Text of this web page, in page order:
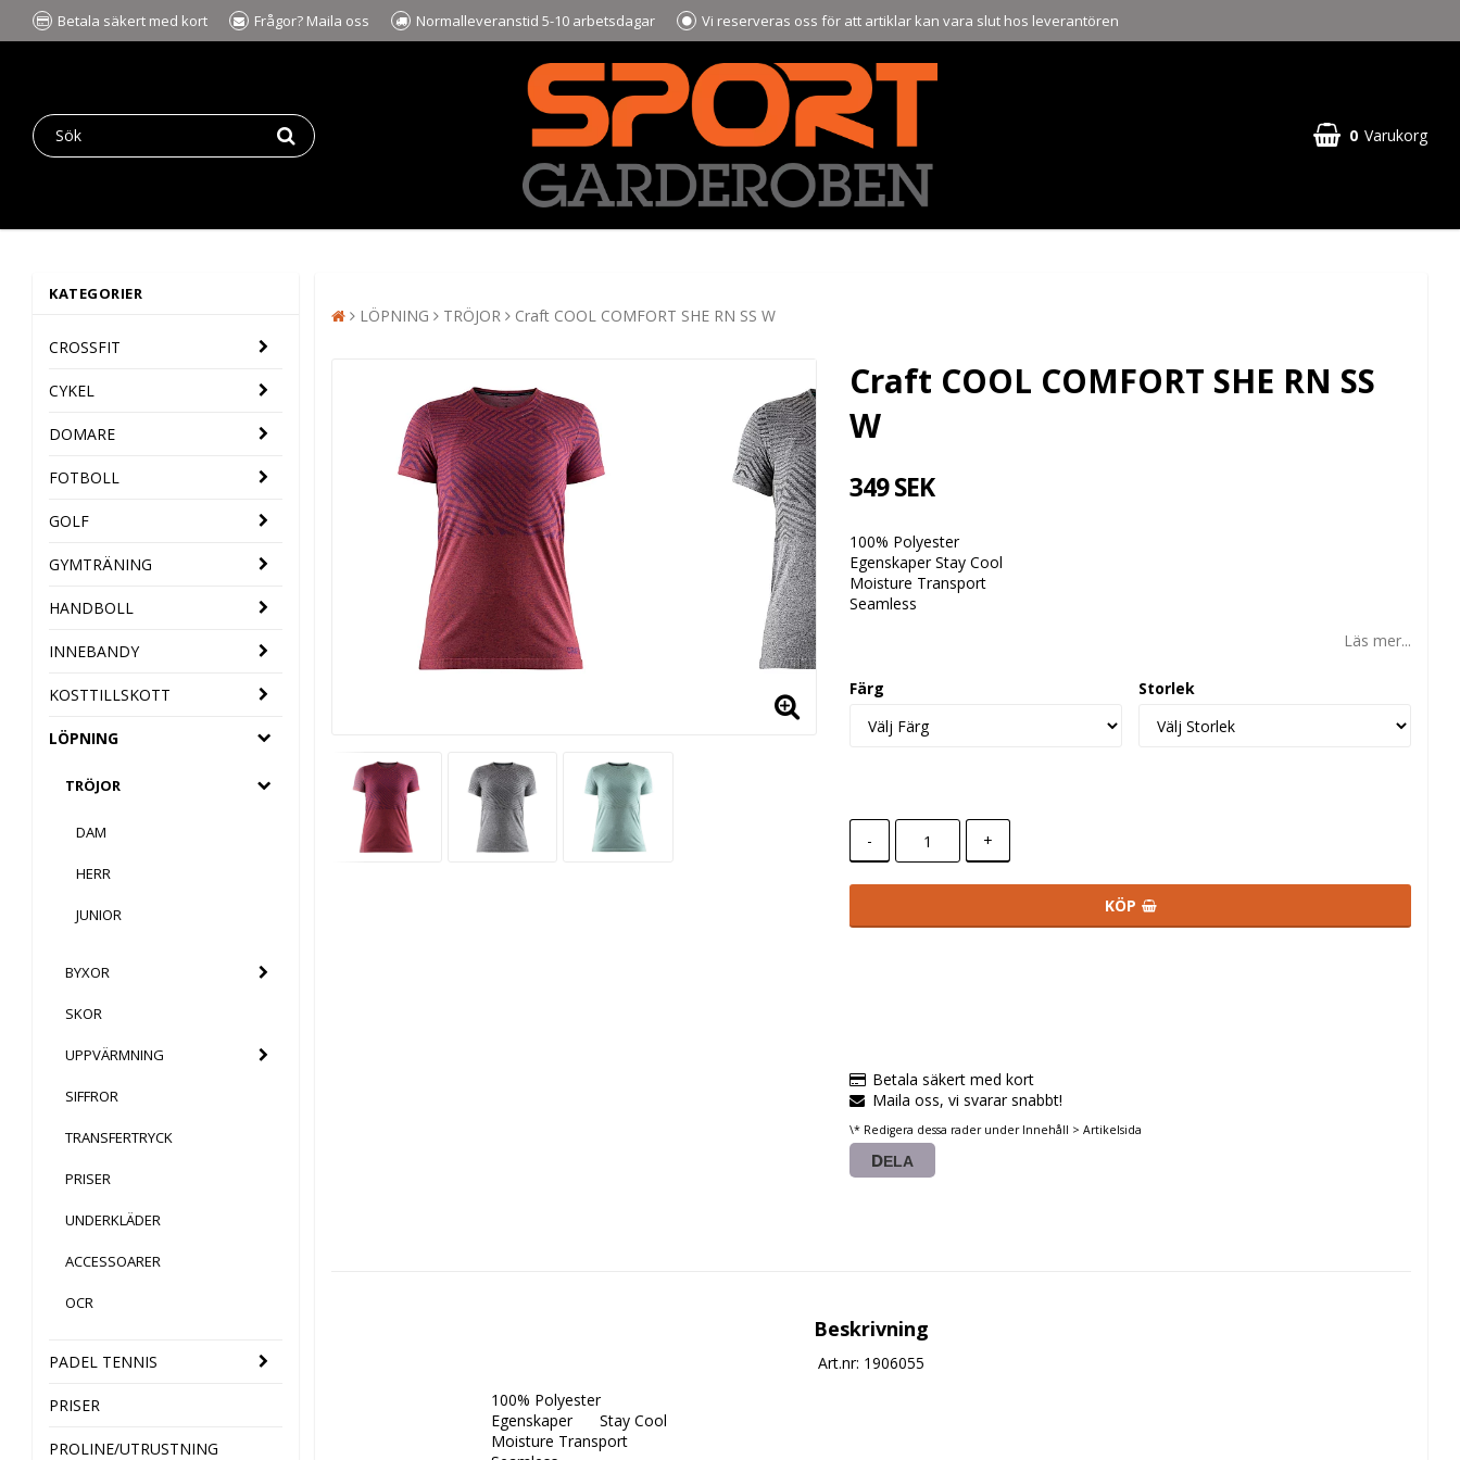
Betala säkert med kort Frågor? Maila oss Normalleveranstid 5-10 arbetsdagar Vi reserveras oss för att artiklar kan vara slut hos leverantören
0 Varukorg
KATEGORIER
CROSSFIT
CYKEL
DOMARE
FOTBOLL
GOLF
GYMTRÄNING
HANDBOLL
INNEBANDY
KOSTTILLSKOTT
LÖPNING
TRÖJOR
DAM
HERR
JUNIOR
BYXOR
SKOR
UPPVÄRMNING
SIFFROR
TRANSFERTRYCK
PRISER
UNDERKLÄDER
ACCESSOARER
OCR
PADEL TENNIS
PRISER
PROLINE/UTRUSTNING
LÖPNING TRÖJOR Craft COOL COMFORT SHE RN SS W
Craft COOL COMFORT SHE RN SS
W
349 SEK
100% Polyester
Egenskaper Stay Cool
Moisture Transport
Seamless
Läs mer...
Färg Storlek
- +
KÖP
Betala säkert med kort
Maila oss, vi svarar snabbt!
\* Redigera dessa rader under Innehåll > Artikelsida
DELA
Beskrivning
Art.nr: 1906055
100% Polyester
Egenskaper	 Stay Cool
Moisture Transport